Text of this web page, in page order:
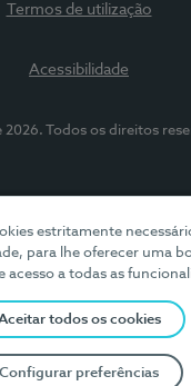
estritamente
para lhe oferecer uma
acesso a todas as
todos os cookies
Configurar preferências
Termos de utilização
Acessibilidade
2026. Todos os direitos